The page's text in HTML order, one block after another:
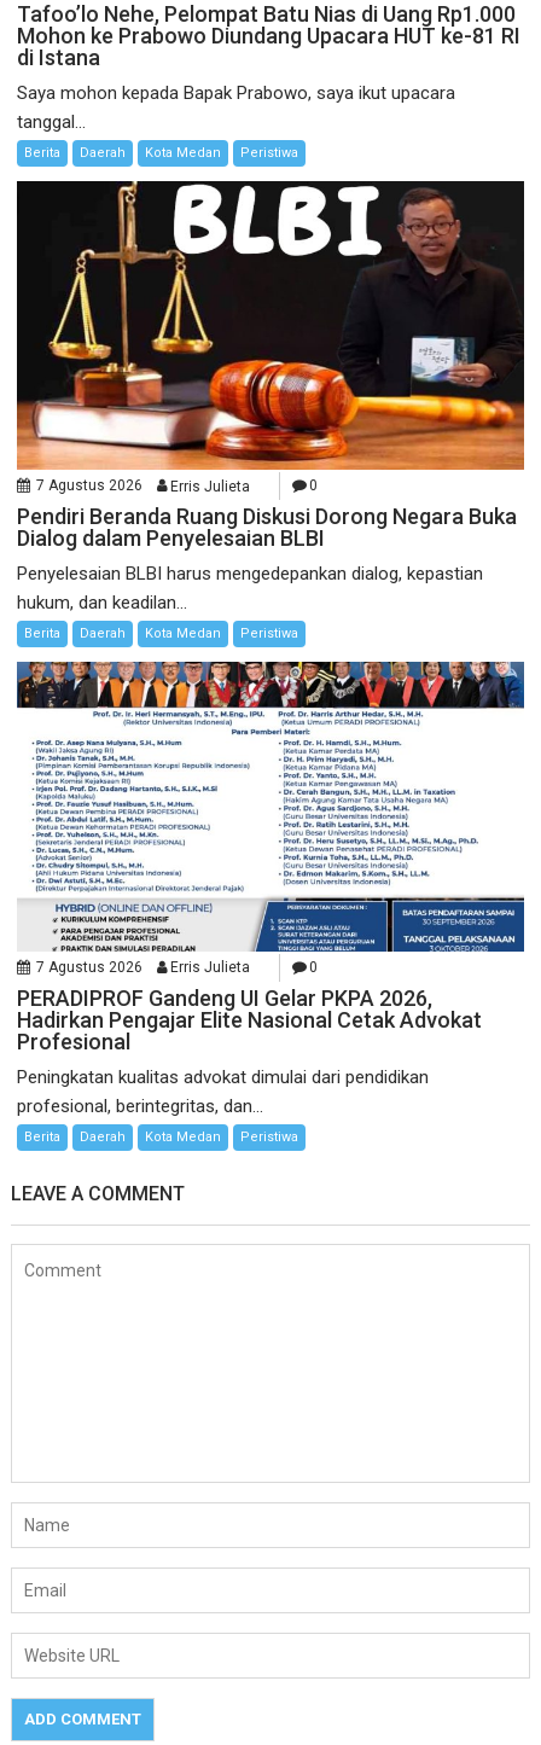
Tafoo’lo Nehe, Pelompat Batu Nias di Uang Rp1.000
Mohon ke Prabowo Diundang Upacara HUT ke-81 RI
di Istana
Saya mohon kepada Bapak Prabowo, saya ikut upacara
tanggal...
Berita Daerah Kota Medan Peristiwa
7 Agustus 2026 Erris Julieta 0
Pendiri Beranda Ruang Diskusi Dorong Negara Buka
Dialog dalam Penyelesaian BLBI
Penyelesaian BLBI harus mengedepankan dialog, kepastian
hukum, dan keadilan...
Berita Daerah Kota Medan Peristiwa
7 Agustus 2026 Erris Julieta 0
PERADIPROF Gandeng UI Gelar PKPA 2026,
Hadirkan Pengajar Elite Nasional Cetak Advokat
Profesional
Peningkatan kualitas advokat dimulai dari pendidikan
profesional, berintegritas, dan...
Berita Daerah Kota Medan Peristiwa
LEAVE A COMMENT